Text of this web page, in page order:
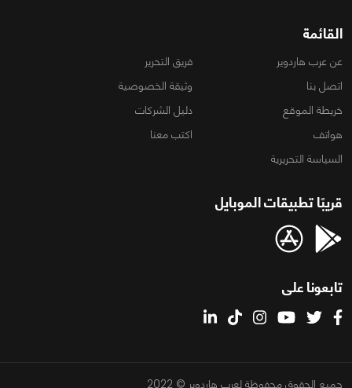
القائمة
عن عرب هاردوير
فريق التحرير
اتصل بنا
وثيقة الخصوصية
خريطة الموقع
دليل الشركات
هواتف
اكتب معنا
السياسة التحريرية
قريبًا تطبيقات الموبايل
تابعونا على
جميع الحقوق محفوظة لعرب هاردوير © 2022